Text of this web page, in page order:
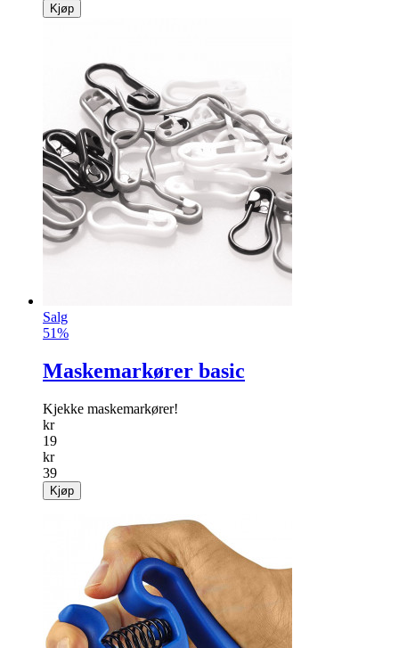
Kjøp
Salg
51%
Maskemarkører basic
Kjekke maskemarkører!
kr
19
kr
39
Kjøp